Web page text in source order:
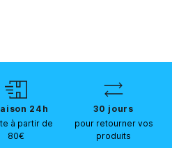
24h
à partir de
80€
30 jours
pour retourner vos
produits